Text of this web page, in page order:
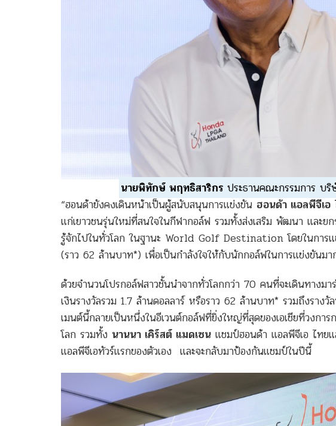
นายพิทักษ์ พฤทธิสาริกรประธานคณะกรรมการ บ
“ฮอนด้ายังคงเดินหน้าเป็นผู้สนับสนุนการแข่งขัน ฮอนด้า แอลพีจีเอ
แก่เยาวชนรุ่นใหม่ที่สนใจในกีฬากอล์ฟ รวมทั้งส่งเสริม พัฒนา และย
รู้จักไปในทั่วโลก ในฐานะ World Golf Destination โดยในการแ
(ราว 62 ล้านบาท*) เพื่อเป็นกำลังใจให้กับนักกอล์ฟในการแข่งขันมา
ด้วยจำนวนโปรกอล์ฟสาวชั้นนำจากทั่วโลกกว่า 70 คนที่จะเดินทาง
เงินรางวัลรวม 1.7 ล้านดอลลาร์ หรือราว 62 ล้านบาท* รวมถึงรา
เมนต์นี้กลายเป็นหนึ่งในอีเวนต์กอล์ฟที่ยิ่งใหญ่ที่สุดของเอเชียที่วงก
โลก รวมทั้ง นานนา เคิร์สต์ แมดเซน แชมป์ฮอนด้า แอลพีจีเอ ไทย
แอลพีจีเอทัวร์แรกของตัวเอง และจะกลับมาป้องกันแชมป์ในปีนี้